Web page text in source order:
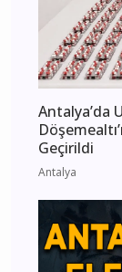
Antalya’da
Geçirildi
Antalya